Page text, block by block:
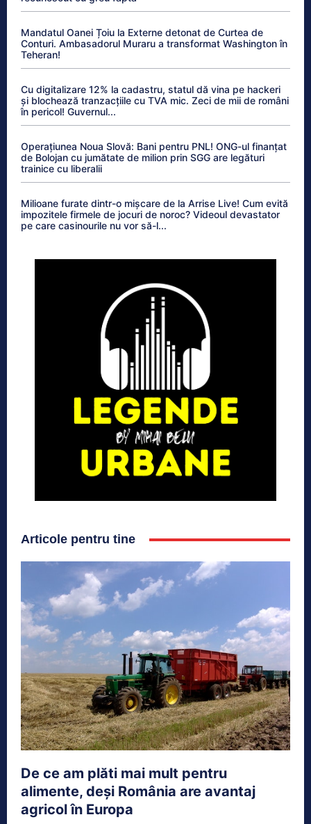
Mandatul Oanei Țoiu la Externe detonat de Curtea de
Conturi. Ambasadorul Muraru a transformat Washington în
Teheran!
Cu digitalizare 12% la cadastru, statul dă vina pe hackeri
și blochează tranzacțiile cu TVA mic. Zeci de mii de români
în pericol! Guvernul...
Operațiunea Noua Slovă: Bani pentru PNL! ONG-ul finanțat
de Bolojan cu jumătate de milion prin SGG are legături
trainice cu liberalii
Milioane furate dintr-o mișcare de la Arrise Live! Cum evită
impozitele firmele de jocuri de noroc? Videoul devastator
pe care casinourile nu vor să-l...
Articole pentru tine
De ce am plăti mai mult pentru
alimente, deși România are avantaj
agricol în Europa